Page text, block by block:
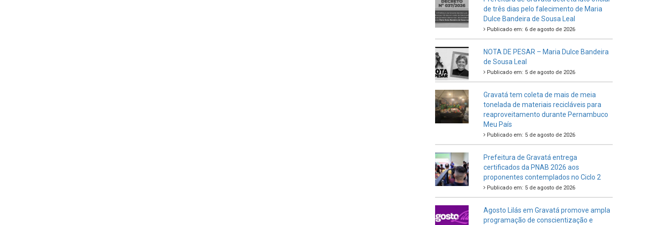
de três dias pelo falecimento de Maria
Dulce Bandeira de Sousa Leal
Publicado em: 6 de agosto de 2026
NOTA DE PESAR – Maria Dulce Bandeira
de Sousa Leal
Publicado em: 5 de agosto de 2026
Gravatá tem coleta de mais de meia
tonelada de materiais recicláveis para
reaproveitamento durante Pernambuco
Meu País
Publicado em: 5 de agosto de 2026
Prefeitura de Gravatá entrega
certificados da PNAB 2026 aos
proponentes contemplados no Ciclo 2
Publicado em: 5 de agosto de 2026
Agosto Lilás em Gravatá promove ampla
programação de conscientização e